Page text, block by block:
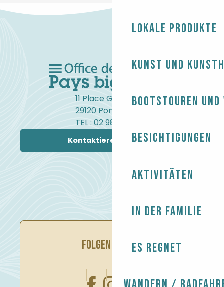
Lokale Produkte
Kunst und
Bootstouren
Besichtigungen
Aktivitäten
In der Familie
Es regnet
11 Place Gambetta
29120 Pont-l'Abbé
TEL : 02 98 82 37 99
Kontaktieren Sie uns
FOLGEN SIE UNS